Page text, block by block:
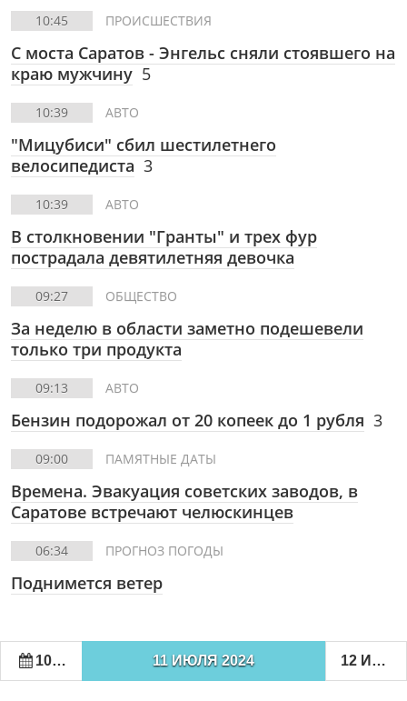
10:45 ПРОИСШЕСТВИЯ
С моста Саратов - Энгельс сняли стоявшего на
краю мужчину 5
10:39 АВТО
"Мицубиси" сбил шестилетнего
велосипедиста 3
10:39 АВТО
В столкновении "Гранты" и трех фур
пострадала девятилетняя девочка
09:27 ОБЩЕСТВО
За неделю в области заметно подешевели
только три продукта
09:13 АВТО
Бензин подорожал от 20 копеек до 1 рубля 3
09:00 ПАМЯТНЫЕ ДАТЫ
Времена. Эвакуация советских заводов, в
Саратове встречают челюскинцев
06:34 ПРОГНОЗ ПОГОДЫ
Поднимется ветер
10 ИЮЛЯ 2024 11 ИЮЛЯ 2024 12 ИЮЛЯ 2024